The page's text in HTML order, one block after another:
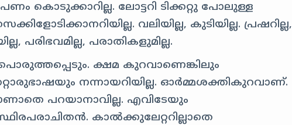
കൊടുക്കാറില്ല. ലോട്ടറി ടിക്കറ്റു പോലുള്ള
വലിയില്ല, കുടിയില്ല. പ്രഷറില്ല,
പരിഭവമില്ല, പരാതികളുമില്ല.
ക്ഷമ കുറവാണെങ്കിലും
നന്നായറിയില്ല. ഓർമ്മശക്തികുറവാണ്.
പറയാനാവില്ല. എവിടേയും
കാല്‍ക്കുലേറ്ററില്ലാതെ